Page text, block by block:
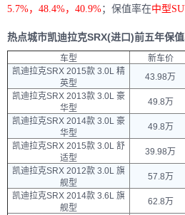
5.7%，48.4%，40.9%；保值率在中型
热点城市凯迪拉克SRX(进口)前五年保值
车型 新车价
凯迪拉克SRX 2015款 3.0L 精
英型
43.98万
凯迪拉克SRX 2013款 3.0L 豪
华型
49.8万
凯迪拉克SRX 2014款 3.0L 豪
华型
49.8万
凯迪拉克SRX 2015款 3.0L 舒
适型
39.98万
凯迪拉克SRX 2012款 3.0L 旗
舰型
57.8万
凯迪拉克SRX 2014款 3.6L 旗
舰型
62.8万